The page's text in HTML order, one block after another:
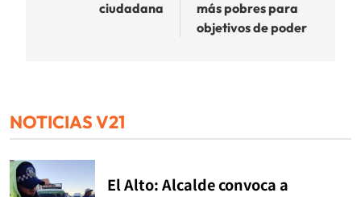
ciudadana
más pobres para
objetivos de poder
NOTICIAS V21
El Alto: Alcalde convoca a